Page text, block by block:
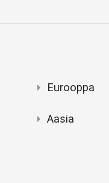
Eurooppa
Aasia